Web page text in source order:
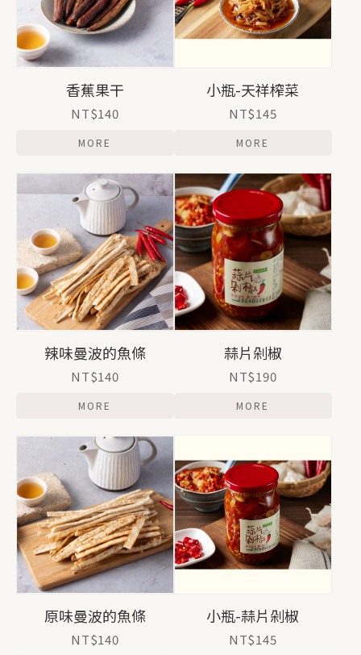
香蕉果干
NT$140
MORE
小瓶-天祥榨菜
NT$145
MORE
辣味曼波的魚條
NT$140
MORE
蒜片剁椒
NT$190
MORE
原味曼波的魚條
NT$140
小瓶-蒜片剁椒
NT$145